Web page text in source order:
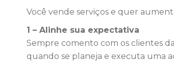
Você vende serviços e quer
1 – Alinhe sua expectativa
Sempre comento com os clientes
quando se planeja e executa uma